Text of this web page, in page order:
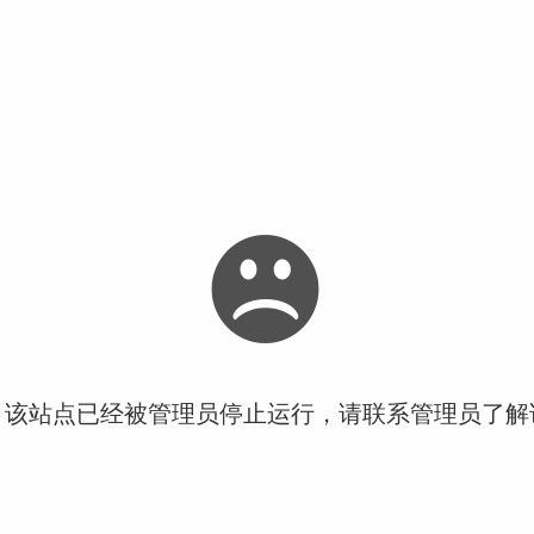
站点已经被管理员停止运行，请联系管理员了